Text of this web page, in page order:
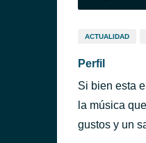
ACTUALIDAD
Perfil
Si bien esta
la música
gustos y un